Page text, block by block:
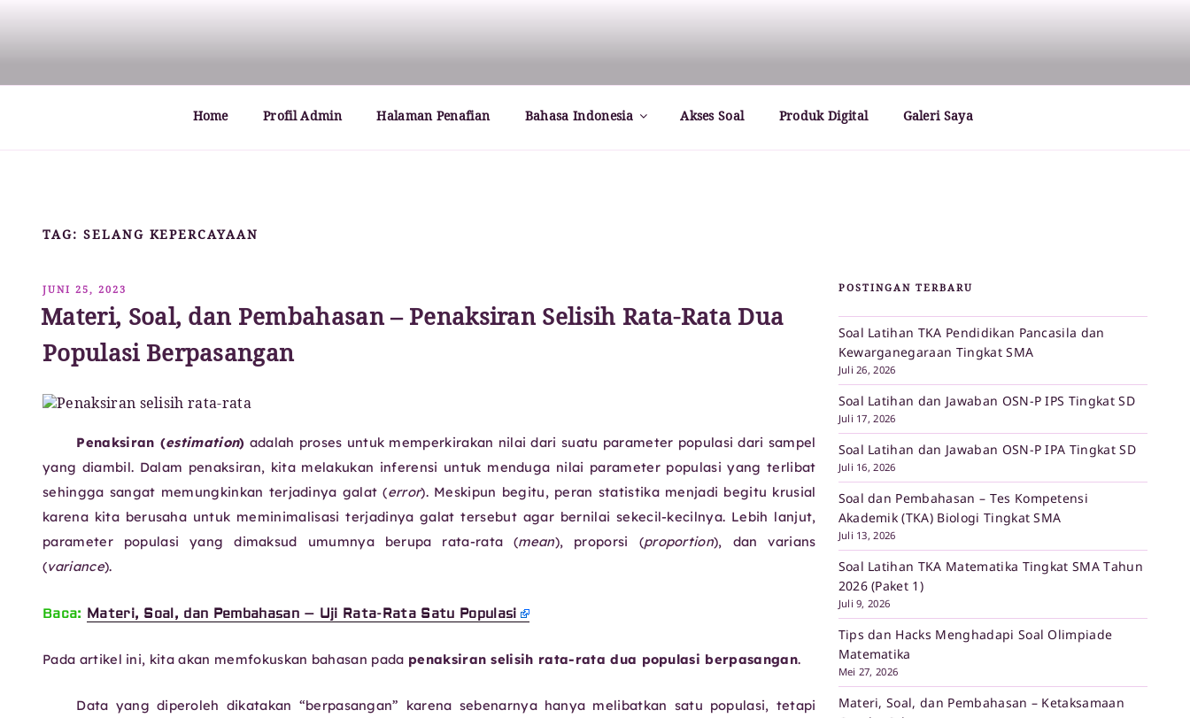
Home Profil Admin Halaman Penafian Bahasa Indonesia Akses Soal Produk Digital Galeri Saya
TAG: SELANG KEPERCAYAAN
DIPOSKAN
PADA
JUNI 25, 2023
Materi, Soal, dan Pembahasan – Penaksiran Selisih Rata-Rata Dua
Populasi Berpasangan
Penaksiran (estimation) adalah proses untuk memperkirakan nilai dari suatu parameter populasi dari sampel
yang diambil. Dalam penaksiran, kita melakukan inferensi untuk menduga nilai parameter populasi yang terlibat
sehingga sangat memungkinkan terjadinya galat (error). Meskipun begitu, peran statistika menjadi begitu krusial
karena kita berusaha untuk meminimalisasi terjadinya galat tersebut agar bernilai sekecil-kecilnya. Lebih lanjut,
parameter populasi yang dimaksud umumnya berupa rata-rata (mean), proporsi (proportion), dan varians
(variance).
Baca: Materi, Soal, dan Pembahasan – Uji Rata-Rata Satu Populasi
Pada artikel ini, kita akan memfokuskan bahasan pada penaksiran selisih rata-rata dua populasi berpasangan.
Data yang diperoleh dikatakan “berpasangan” karena sebenarnya hanya melibatkan satu populasi, tetapi
POSTINGAN TERBARU
Soal Latihan TKA Pendidikan Pancasila dan
Kewarganegaraan Tingkat SMA
Juli 26, 2026
Soal Latihan dan Jawaban OSN-P IPS Tingkat SD
Juli 17, 2026
Soal Latihan dan Jawaban OSN-P IPA Tingkat SD
Juli 16, 2026
Soal dan Pembahasan – Tes Kompetensi
Akademik (TKA) Biologi Tingkat SMA
Juli 13, 2026
Soal Latihan TKA Matematika Tingkat SMA Tahun
2026 (Paket 1)
Juli 9, 2026
Tips dan Hacks Menghadapi Soal Olimpiade
Matematika
Mei 27, 2026
Materi, Soal, dan Pembahasan – Ketaksamaan